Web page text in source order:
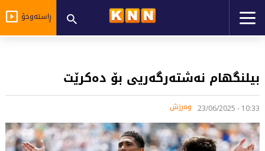
ڕاستەوخۆ
بیلنگهام نەشتەرگەریی بۆ دەكرێت
10:33 - 23/06/2025 وەرزش